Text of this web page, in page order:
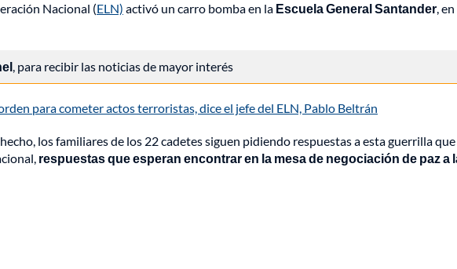
Nacional (ELN) activó un carro bomba en la Escuela General Santander, en
, para recibir las noticias de mayor interés
para cometer actos terroristas, dice el jefe del ELN, Pablo Beltrán
los familiares de los 22 cadetes siguen pidiendo respuestas a esta guerrilla
respuestas que esperan encontrar en la mesa de negociación de paz a